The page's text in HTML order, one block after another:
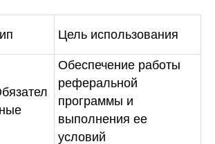
Цель использования
Обеспечение работы
реферальной
программы и
выполнения ее
условий